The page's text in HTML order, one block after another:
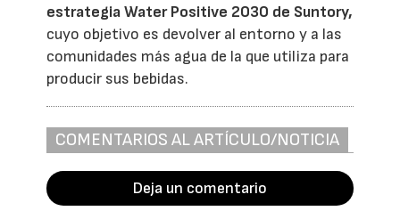
estrategia Water Positive 2030 de Suntory,
cuyo objetivo es devolver al entorno y a las
comunidades más agua de la que utiliza para
producir sus bebidas.
COMENTARIOS AL ARTÍCULO/NOTICIA
Deja un comentario